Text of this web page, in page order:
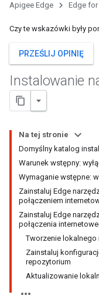
Apigee Edge Edge for
Czy te wskazówki były
PRZEŚLIJ OPINIĘ
Instalowanie
Na tej stronie
Domyślny katalog
Warunek wstępny:
Wymaganie wstępne:
Zainstaluj Edge
połączeniem
Zainstaluj Edge
połączenia
Tworzenie
Zainstaluj
repozytorium
Aktualizowanie